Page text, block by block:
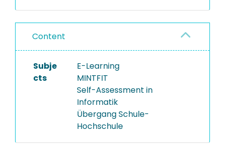
Content
Subje
cts
E-Learning
MINTFIT
Self-Assessment in
Informatik
Übergang Schule-
Hochschule